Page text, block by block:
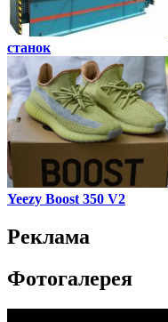
станок
Yeezy Boost 350 V2
Реклама
Фотогалерея